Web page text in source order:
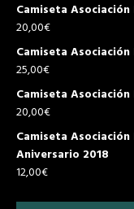
Camiseta
20,00€
Camiseta
25,00€
Camiseta
20,00€
Camiseta
Aniversario 2018
12,00€